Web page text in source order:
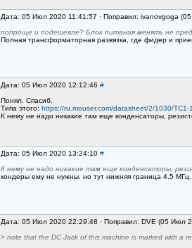
Дата: 05 Июл 2020 11:41:57 · Поправил: ivanovgoga
попроще и подешевле? Блок питания менять не
Полная трансформаторная развязка, где фидер и
Дата: 05 Июл 2020 12:12:46 #
Понял. Спасиб.
Типа этого: https://ru.mouser.com/datasheet/2/1030/
К нему не надо никакие там еще конденсаторы,
Дата: 05 Июл 2020 13:24:10 #
К нему не надо никакие там еще конденсаторы,
кондеры ему не нужны. но тут нижняя граница 4.5
Дата: 05 Июл 2020 22:29:48 · Поправил: DVE (05 Июл
> note that the DC Jack of this machine is marked with a